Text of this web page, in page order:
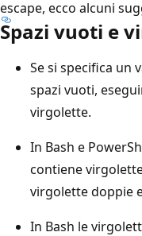
escape, ecco alcuni
Spazi vuoti e
Se si specifica un
spazi vuoti,
virgolette.
In Bash e
contiene
virgolette doppie
In Bash le